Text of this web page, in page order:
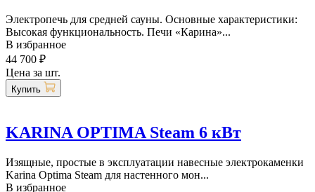
Электропечь для средней сауны. Основные характеристики:
Высокая функциональность. Печи «Карина»...
В избранное
44 700 ₽
Цена за шт.
Купить
KARINA OPTIMA Steam 6 кВт
Изящные, простые в эксплуатации навесные электрокаменки
Karina Optima Steam для настенного мон...
В избранное